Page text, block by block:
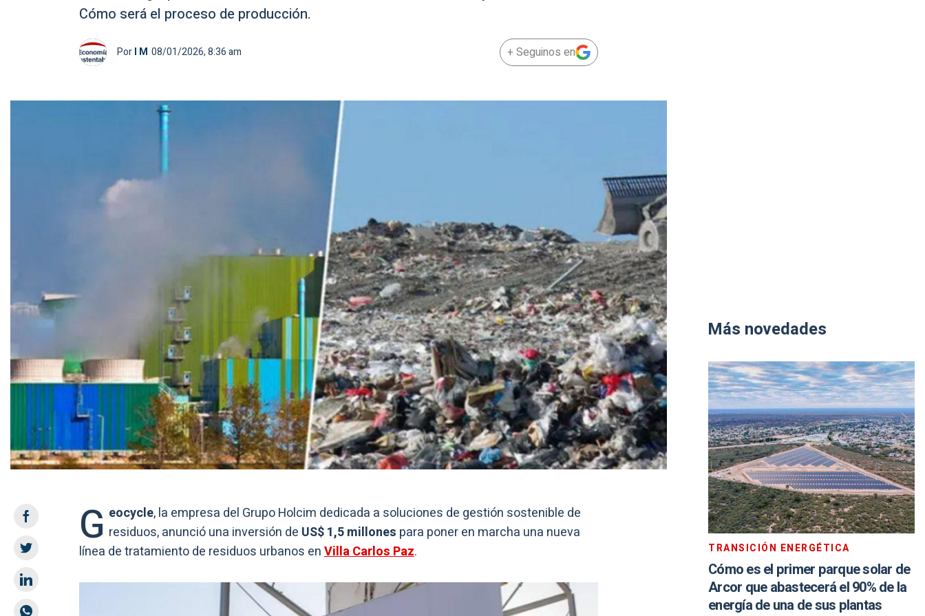
Cómo será el proceso de producción.
PorI M 08/01/2026, 8:36 am + Seguinos en
G eocycle, la empresa del Grupo Holcim dedicada a soluciones de gestión sostenible de
residuos, anunció una inversión de US$ 1,5 millones para poner en marcha una nueva
línea de tratamiento de residuos urbanos enVilla Carlos Paz.
Más novedades
TRANSICIÓN ENERGÉTICA
Cómo es el primer parque solar de
Arcor que abastecerá el 90% de la
energía de una de sus plantas